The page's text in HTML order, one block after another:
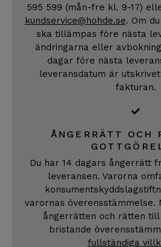
595 599 (mån-fre kl. 9-17)
kundservice@hohde.se. Om
ska tillämpas före nästa
ändringarna eller
dagar före nästa
leveransdatum är
fakturan.
ÅNGERRÄTT OCH
Du har 14 dagars ångerrätt
leveransen. Varorna
varornas överensstämmelse.
ångerrätten och rätten
bristande
fullständiga